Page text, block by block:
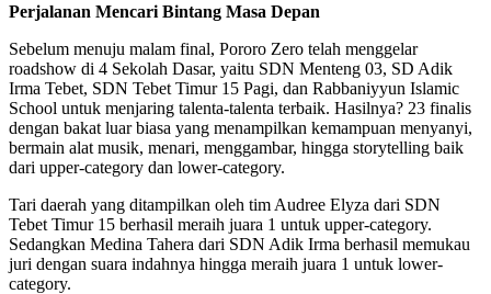
Perjalanan Mencari Bintang Masa Depan
Sebelum menuju malam final, Pororo Zero telah menggelar
roadshow di 4 Sekolah Dasar, yaitu SDN Menteng 03, SD Adik
Irma Tebet, SDN Tebet Timur 15 Pagi, dan Rabbaniyyun Islamic
School untuk menjaring talenta-talenta terbaik. Hasilnya? 23 finalis
dengan bakat luar biasa yang menampilkan kemampuan menyanyi,
bermain alat musik, menari, menggambar, hingga storytelling baik
dari upper-category dan lower-category.
Tari daerah yang ditampilkan oleh tim Audree Elyza dari SDN
Tebet Timur 15 berhasil meraih juara 1 untuk upper-category.
Sedangkan Medina Tahera dari SDN Adik Irma berhasil memukau
juri dengan suara indahnya hingga meraih juara 1 untuk lower-
category.